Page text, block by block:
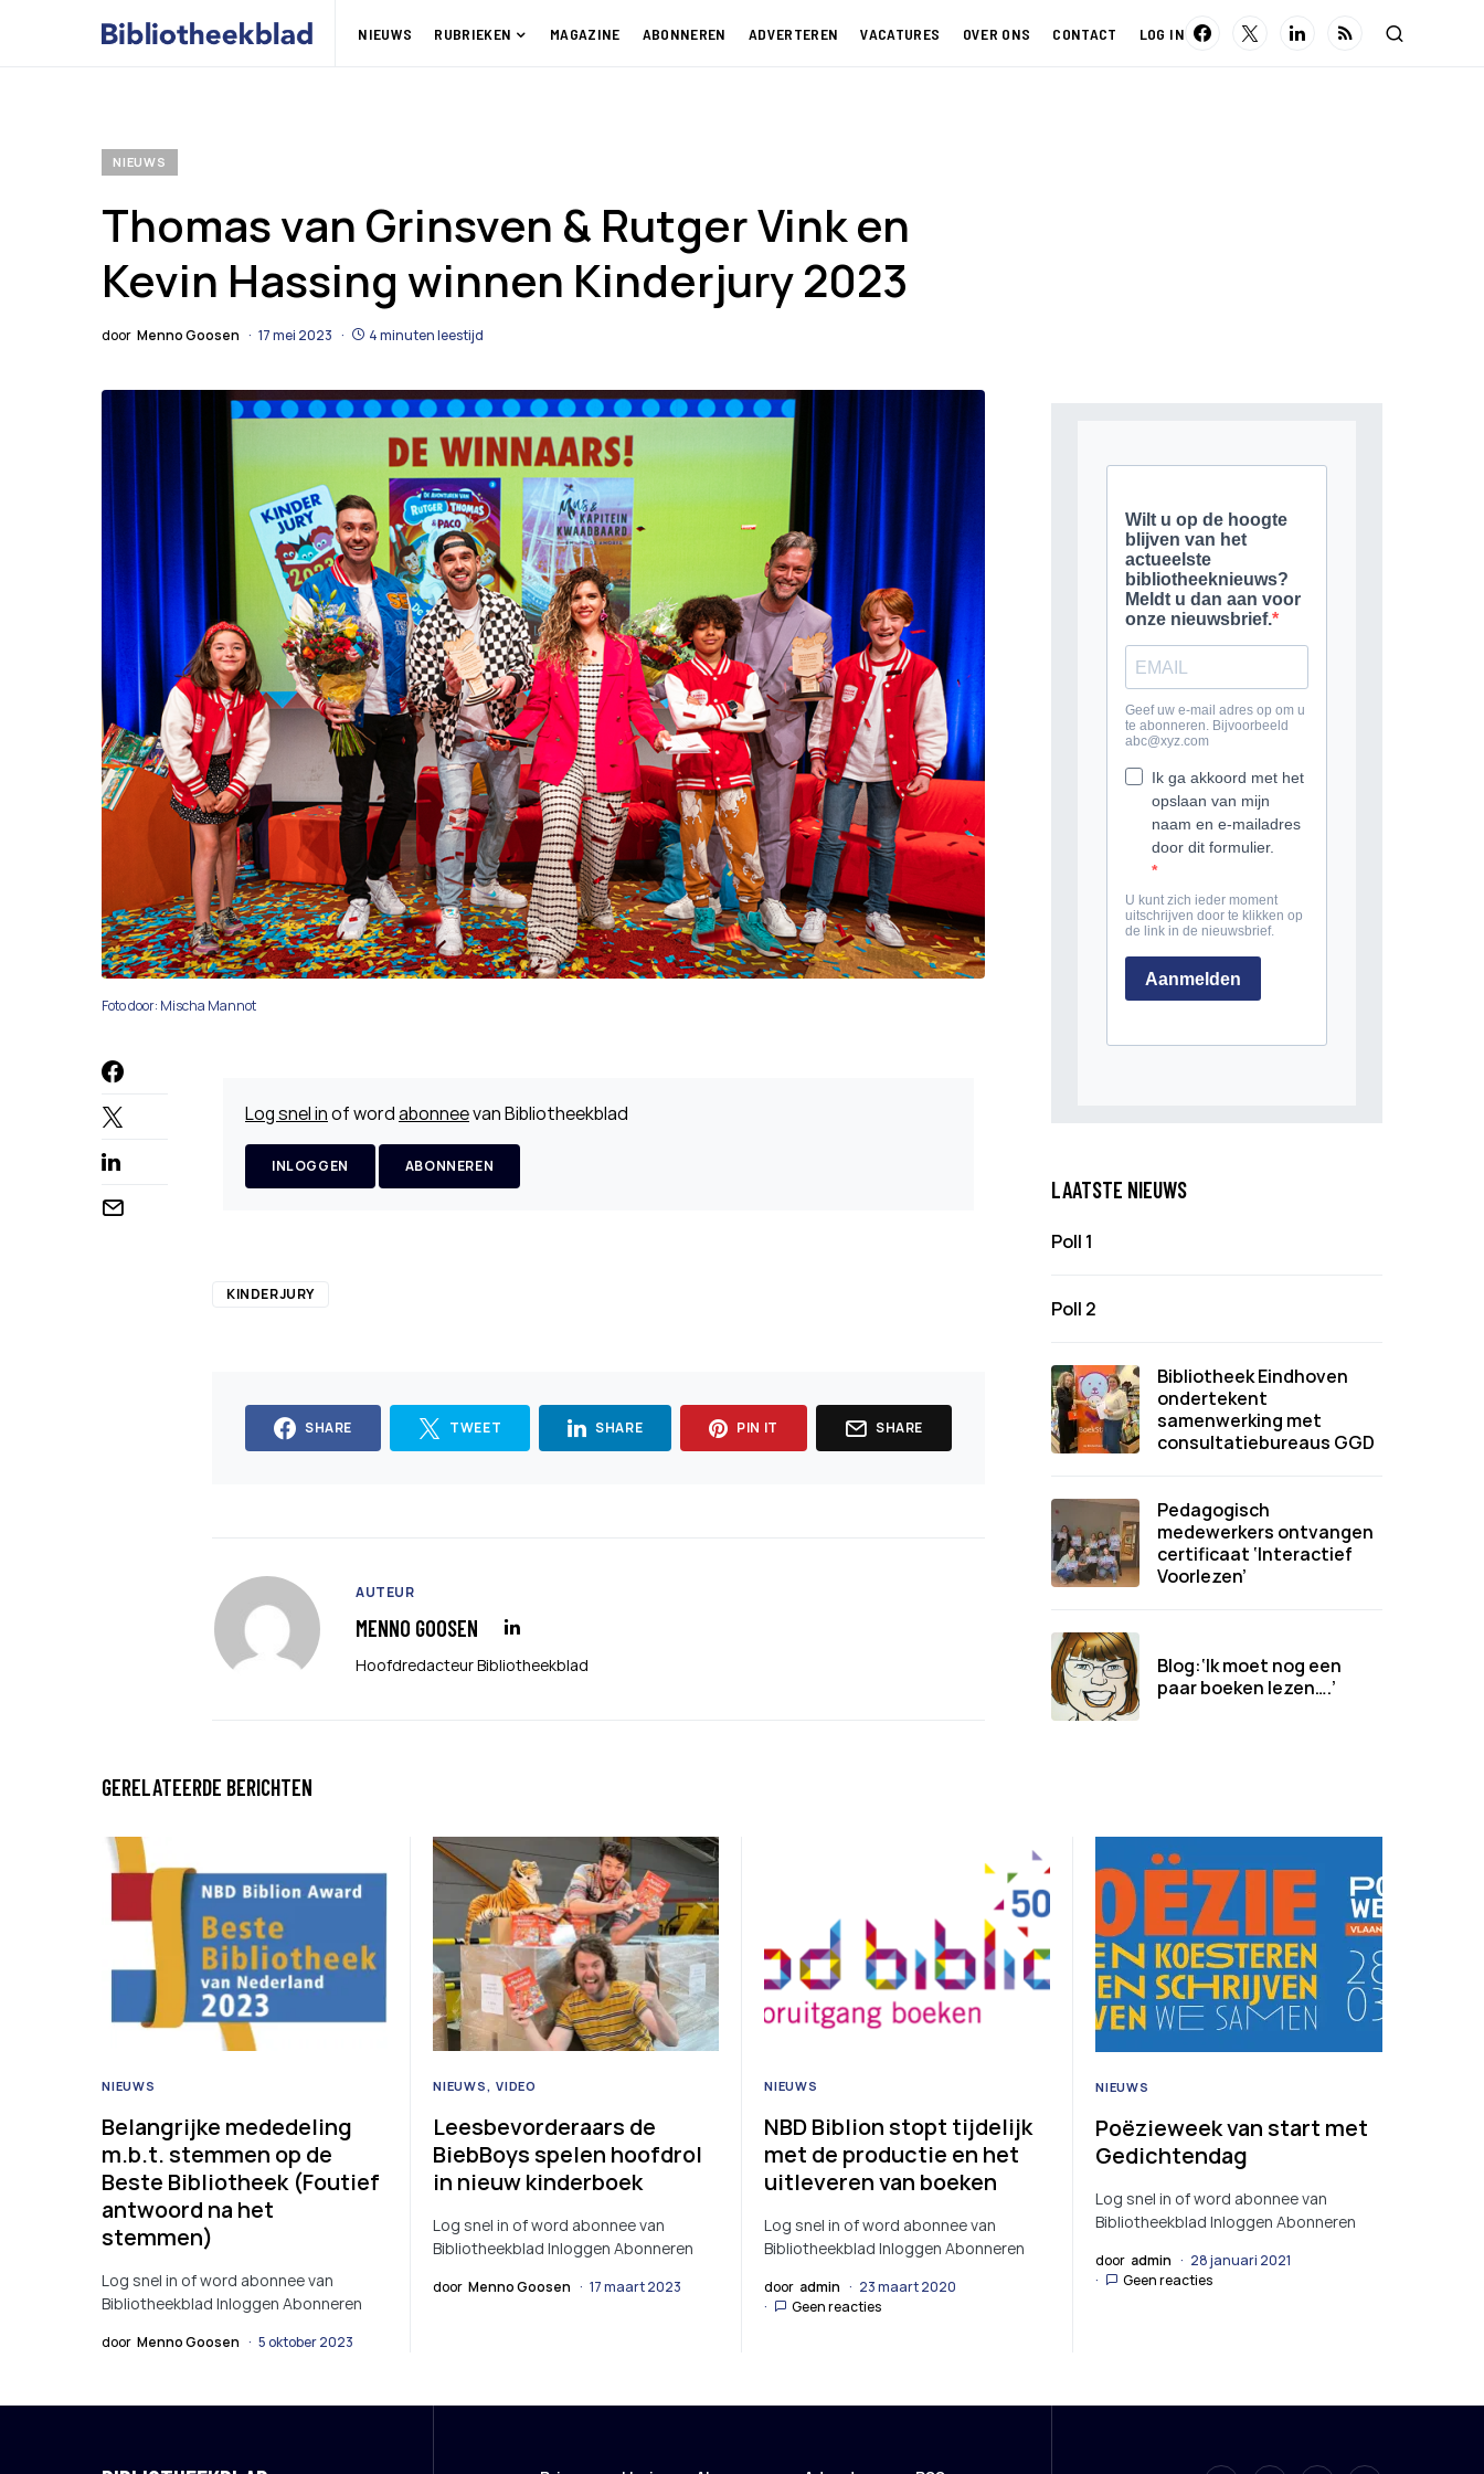
NIEUWS RUBRIEKEN MAGAZINE ABONNEREN ADVERTEREN VACATURES OVER ONS CONTACT LOG IN
NIEUWS
Thomas van Grinsven & Rutger Vink en
Kevin Hassing winnen Kinderjury 2023
door Menno Goosen 17 mei 2023 4 minuten leestijd
Foto door: Mischa Mannot
Log snel inof wordabonneevan Bibliotheekblad
INLOGGEN ABONNEREN
KINDERJURY
SHARE TWEET SHARE PIN IT SHARE
AUTEUR
MENNO GOOSEN
Hoofdredacteur Bibliotheekblad
LAATSTE NIEUWS
Poll 1
Poll 2
Bibliotheek Eindhoven
ondertekent
samenwerking met
consultatiebureaus GGD
Pedagogisch
medewerkers ontvangen
certificaat ‘Interactief
Voorlezen’
Blog:‘Ik moet nog een
paar boeken lezen….’
GERELATEERDE BERICHTEN
NIEUWS
Belangrijke mededeling
m.b.t. stemmen op de
Beste Bibliotheek (Foutief
antwoord na het
stemmen)
Log snel in of word abonnee van
Bibliotheekblad Inloggen Abonneren
door Menno Goosen 5 oktober 2023
NIEUWS VIDEO
Leesbevorderaars de
BiebBoys spelen hoofdrol
in nieuw kinderboek
Log snel in of word abonnee van
Bibliotheekblad Inloggen Abonneren
door Menno Goosen 17 maart 2023
NIEUWS
NBD Biblion stopt tijdelijk
met de productie en het
uitleveren van boeken
Log snel in of word abonnee van
Bibliotheekblad Inloggen Abonneren
door admin
23 maart 2020
Geen reacties
NIEUWS
Poëzieweek van start met
Gedichtendag
Log snel in of word abonnee van
Bibliotheekblad Inloggen Abonneren
door admin
28 januari 2021
Geen reacties